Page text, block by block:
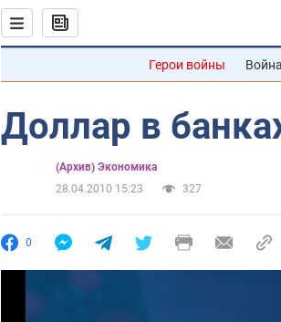
Герои войны
Доллар в
(Архив) Экономика
28.04.2010 15:23
327
0